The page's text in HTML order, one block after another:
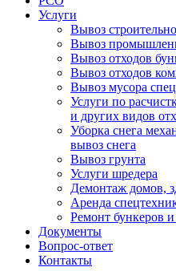
Услуги
Вывоз
Вывоз
Вывоз отходов
Вывоз отходов
Вывоз мусора
Услуги по
и других видов
Уборка снега
вывоз снега
Вывоз грунта
Услуги шредера
Демонтаж домов,
Аренда
Ремонт бункеров
Документы
Вопрос-ответ
Контакты